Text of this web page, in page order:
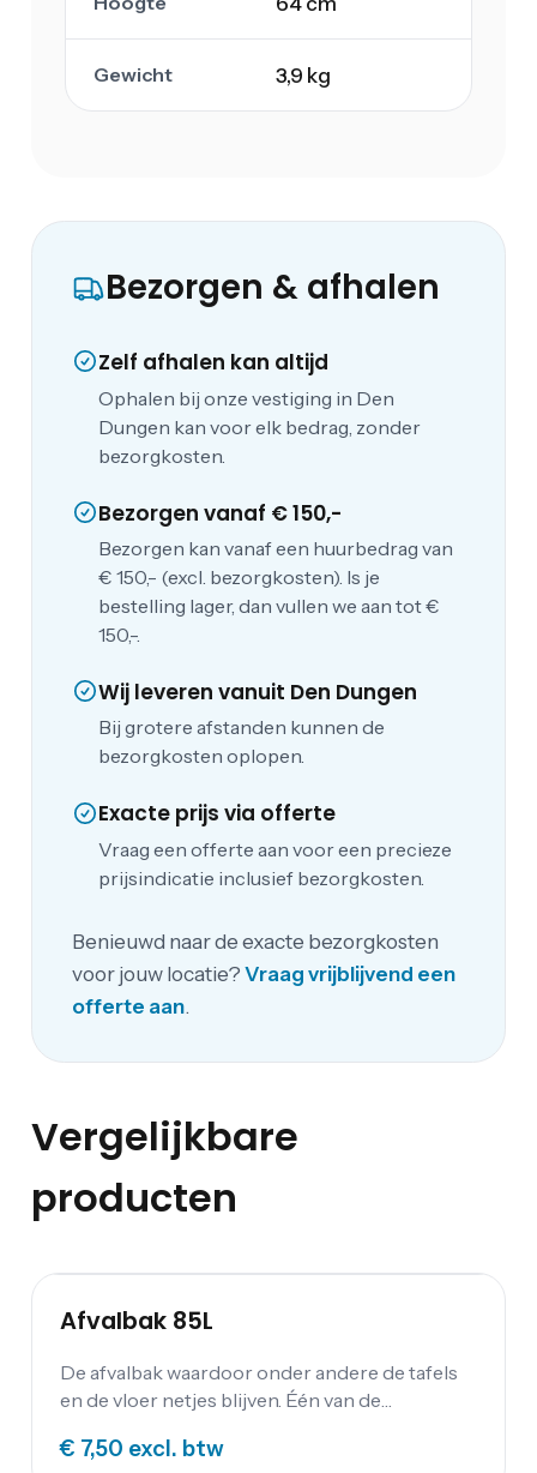
Gewicht 3,9 kg
Bezorgen & afhalen
Zelf afhalen kan altijd
Ophalen bij onze vestiging in Den
Dungen kan voor elk bedrag, zonder
bezorgkosten.
Bezorgen vanaf € 150,-
Bezorgen kan vanaf een huurbedrag van
€ 150,- (excl. bezorgkosten). Is je
bestelling lager, dan vullen we aan tot €
150,-.
Wij leveren vanuit Den Dungen
Bij grotere afstanden kunnen de
bezorgkosten oplopen.
Exacte prijs via offerte
Vraag een offerte aan voor een precieze
prijsindicatie inclusief bezorgkosten.
Benieuwd naar de exacte bezorgkosten
voor jouw locatie?Vraag vrijblijvend een
offerte aan.
Vergelijkbare
producten
Afvalbak 85L
De afvalbak waardoor onder andere de tafels
en de vloer netjes blijven. Één van de
evenement is de afvalbak. Deze handige
€ 7,50 excl. btw